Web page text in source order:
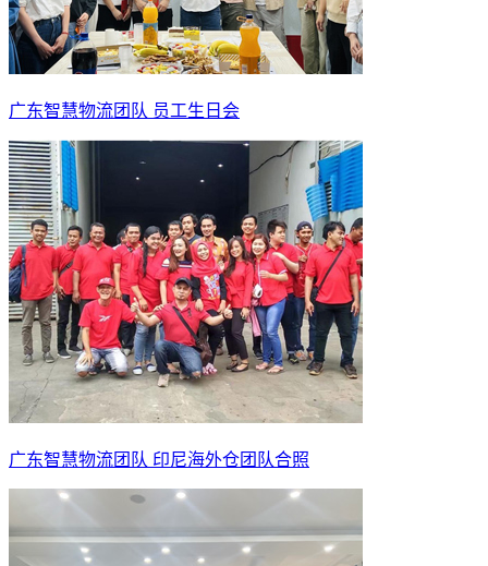
广东智慧物流团队 员工生日会
广东智慧物流团队 印尼海外仓团队合照